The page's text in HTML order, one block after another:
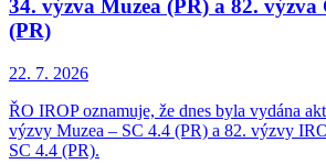
34. výzva Muzea (PR) a 82. výzva
(PR)
22. 7. 2026
ŘO IROP oznamuje, že dnes byla vydána
výzvy Muzea – SC 4.4 (PR) a 82. výzvy
SC 4.4 (PR).